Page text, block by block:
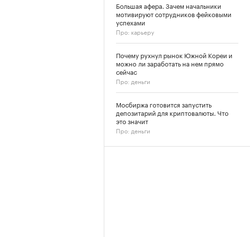
Большая афера. Зачем начальники
мотивируют сотрудников фейковыми
успехами
Про: карьеру
Почему рухнул рынок Южной Кореи и
можно ли заработать на нем прямо
сейчас
Про: деньги
Мосбиржа готовится запустить
депозитарий для криптовалюты. Что
это значит
Про: деньги